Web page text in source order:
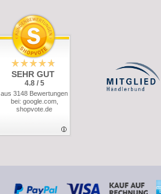
SEHR GUT
4.8 / 5
aus 3148 Bewertungen
bei: google.com,
shopvote.de